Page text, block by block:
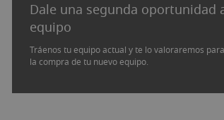
Dale una segunda oportunidad
equipo
Tráenos tu equipo actual y te lo valoraremos
la compra de tu nuevo equipo.